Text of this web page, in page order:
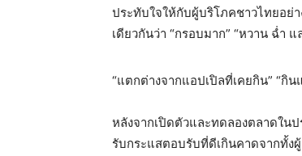
ประทับใจให้กับผู้บริโภคชาวไทยอย่า
เดียวกันว่า “กรอบมาก” “หวาน ฉ่ำ แ
“แตกต่างจากแอปเปิลที่เคยกิน” “กิ
หลังจากเปิดตัวและทดลองตลาดใน
รับกระแสตอบรับที่ดีเกินคาดจากทั้ง